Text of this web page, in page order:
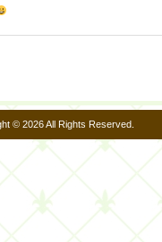
© 2026 All Rights Reserved.